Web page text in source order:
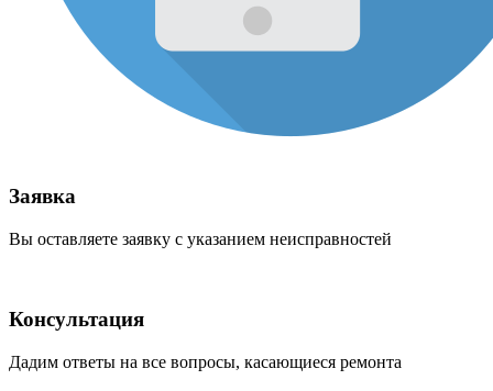
Заявка
Вы оставляете заявку с указанием неисправностей
Консультация
Дадим ответы на все вопросы, касающиеся ремонта